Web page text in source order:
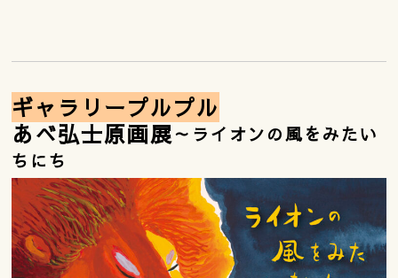
ギャラリープルプル
あべ弘士原画展～ライオンの風をみたい
ちにち